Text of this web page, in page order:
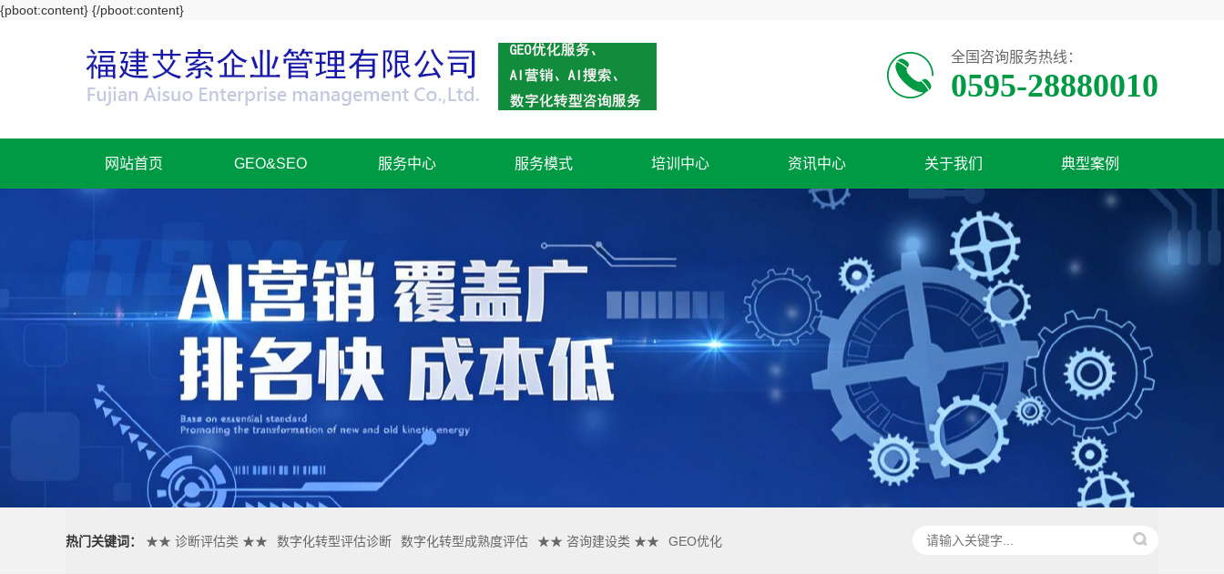
{pboot:content} {/pboot:content}
全国咨询服务热线：
0595-28880010
网站首页 GEO&SEO 服务中心 服务模式 培训中心 资讯中心 关于我们 典型案例
热门关键词： ★★ 诊断评估类 ★★ 数字化转型评估诊断 数字化转型成熟度评估 ★★ 咨询建设类 ★★ GEO优化